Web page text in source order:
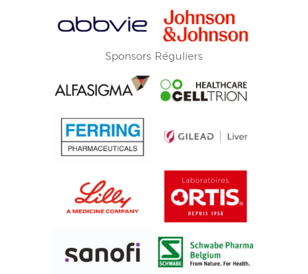
Sponsors Réguliers